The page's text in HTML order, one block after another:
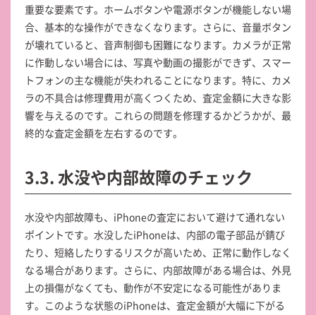
重要な要素です。ホームボタンや電源ボタンが機能しない場
合、基本的な操作ができなくなります。さらに、音量ボタン
が壊れていると、音声制御も困難になります。カメラが正常
に作動しない場合には、写真や動画の撮影ができず、スマー
トフォンの主な機能が失われることになります。特に、カメ
ラの不具合は修理費用が高くつくため、査定金額に大きな影
響を与えるのです。これらの問題を修理するかどうかが、最
終的な査定金額を左右するのです。
3.3. 水没や内部故障のチェック
水没や内部故障も、iPhoneの査定において避けて通れない
ポイントです。水没したiPhoneは、内部の電子部品が錆び
たり、短絡したりするリスクが高いため、正常に動作しなく
なる場合があります。さらに、内部故障がある場合は、外見
上の損傷がなくても、動作が不安定になる可能性がありま
す。このような状態のiPhoneは、査定金額が大幅に下がる